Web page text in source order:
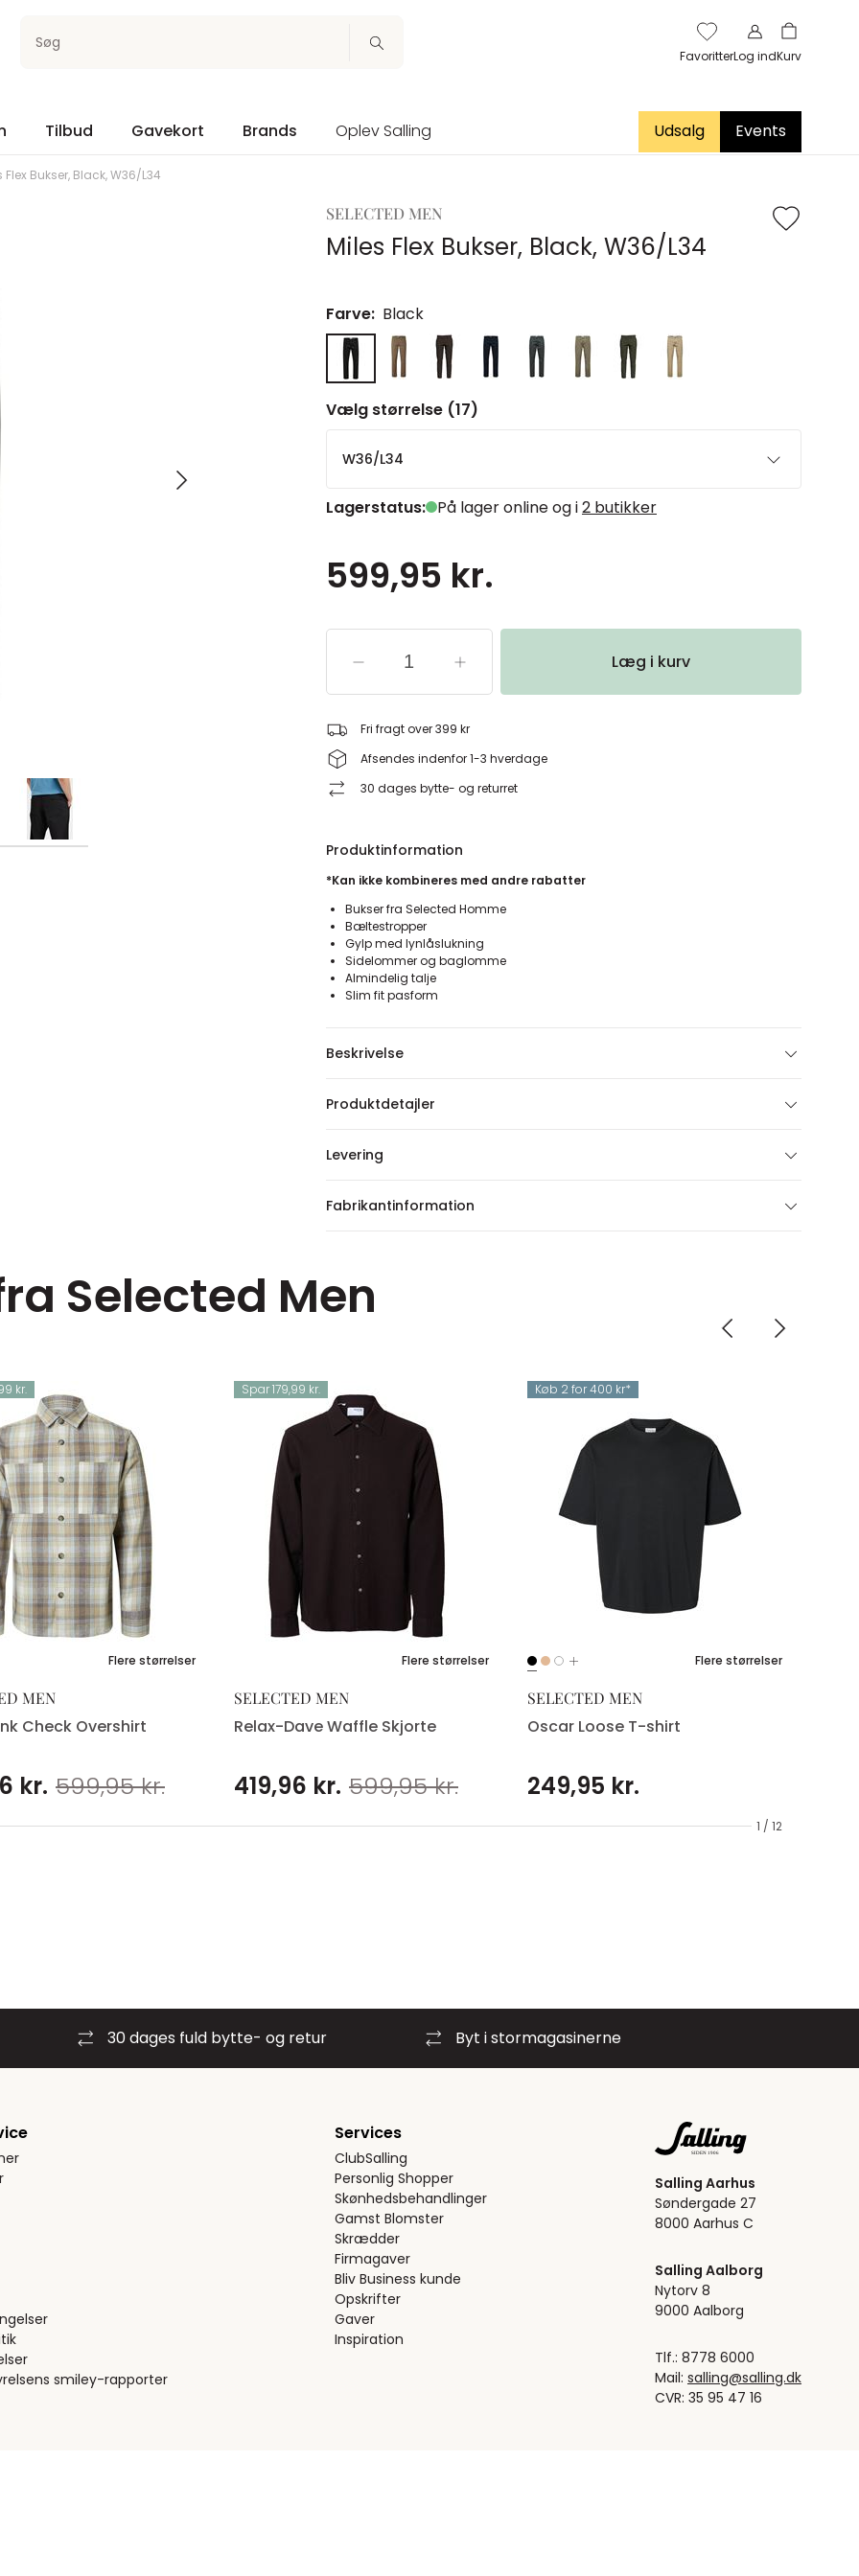
Søg
FavoritterLog indKurv
Tilbud Gavekort Brands Oplev Salling Udsalg Events
Flex Bukser, Black, W36/L34
SELECTED MEN
Miles Flex Bukser, Black, W36/L34
Farve: Black
Vælg størrelse (17)
W36/L34
Lagerstatus: På lager online og i2 butikker
599,95 kr.
Læg i kurv
Fri fragt over 399 kr
Afsendes indenfor 1-3 hverdage
30 dages bytte- og returret
Produktinformation
*Kan ikke kombineres med andre rabatter
Bukser fra Selected Homme
Bæltestropper
Gylp med lynlåslukning
Sidelommer og baglomme
Almindelig talje
Slim fit pasform
Beskrivelse
Produktdetajler
Levering
Fabrikantinformation
Selected Men
1 / 12
kr.
Flere størrelser
MEN
Check Overshirt
kr. 599,95 kr.
Spar 179,99 kr.
Flere størrelser
SELECTED MEN
Relax-Dave Waffle Skjorte
419,96 kr. 599,95 kr.
Køb 2 for 400 kr*
Flere størrelser
SELECTED MEN
Oscar Loose T-shirt
249,95 kr.
30 dages fuld bytte- og retur Byt i stormagasinerne
smiley-rapporter
Services
ClubSalling
Personlig Shopper
Skønhedsbehandlinger
Gamst Blomster
Skrædder
Firmagaver
Bliv Business kunde
Opskrifter
Gaver
Inspiration
Salling Aarhus
Søndergade 27
8000 Aarhus C
Salling Aalborg
Nytorv 8
9000 Aalborg
Tlf.: 8778 6000
Mail: salling@salling.dk
CVR: 35 95 47 16